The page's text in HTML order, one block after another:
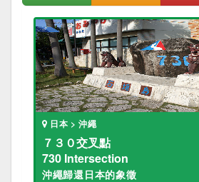
日本 > 沖繩
７３０交叉點
730 Intersection
沖繩歸還日本的象徵